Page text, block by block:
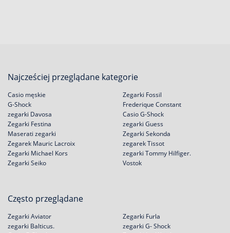
Najcześciej przeglądane kategorie
Casio męskie
G-Shock
zegarki Davosa
Zegarki Festina
Zegarki Fossil
Frederique Constant
Casio G-Shock
zegarki Guess
Maserati zegarki
Zegarek Mauric Lacroix
Zegarki Michael Kors
Zegarki Seiko
Zegarki Sekonda
zegarek Tissot
zegarki Tommy Hilfiger.
Vostok
Często przeglądane
Zegarki Aviator
zegarki Balticus.
Zegarki Furla
zegarki G- Shock